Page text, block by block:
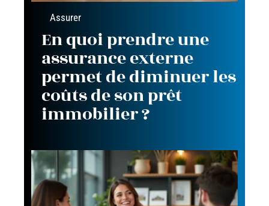
Assurer
En quoi prendre une
assurance externe
permet de diminuer les
coûts de son prêt
immobilier ?